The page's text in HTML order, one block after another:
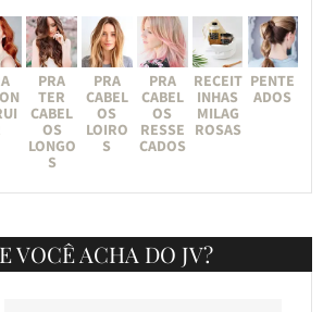
PRA
TER
CABEL
OS
LONGO
S
PRA
CABEL
OS
LOIRO
S
PRA
CABEL
OS
RESSE
CADOS
RECEIT
INHAS
MILAG
ROSAS
PENTE
ADOS
VOCÊ ACHA DO JV?